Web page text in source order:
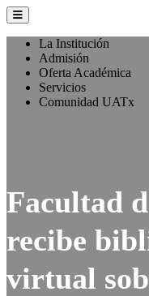
La Institución
Admisión
Oferta Académica
Servicios
Comunidad UATx
Facultad
recibe
virtual